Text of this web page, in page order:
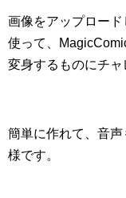
画像をアップロー
使って、
変身するものにチャ
簡単に作れて、音
様です。